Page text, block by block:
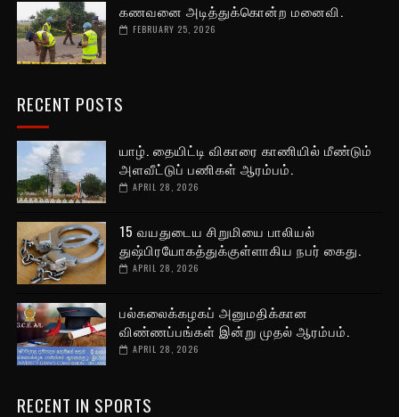
கணவனை அடித்துக்கொன்ற மனைவி.
FEBRUARY 25, 2026
RECENT POSTS
யாழ். தையிட்டி விகாரை காணியில் மீண்டும்
அளவீட்டுப் பணிகள் ஆரம்பம்.
APRIL 28, 2026
15 வயதுடைய சிறுமியை பாலியல்
துஷ்பிரயோகத்துக்குள்ளாகிய நபர் கைது.
APRIL 28, 2026
பல்கலைக்கழகப் அனுமதிக்கான
விண்ணப்பங்கள் இன்று முதல் ஆரம்பம்.
APRIL 28, 2026
RECENT IN SPORTS